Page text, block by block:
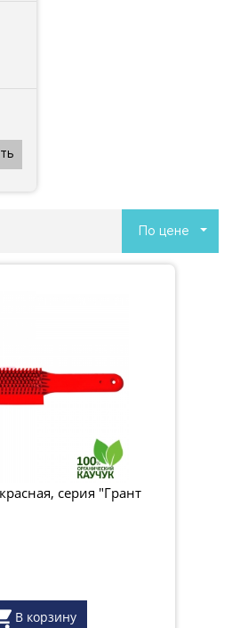
По цене
серия "Грант
В корзину